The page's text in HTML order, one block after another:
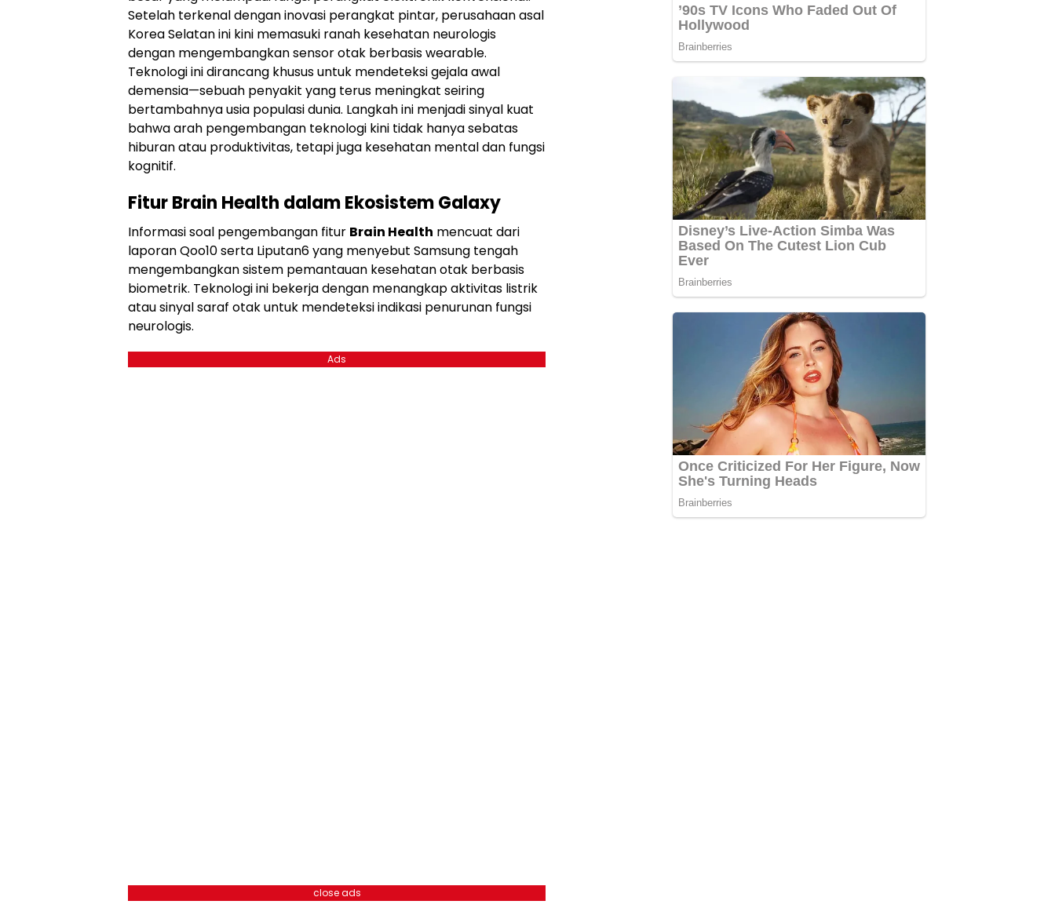
Setelah terkenal dengan inovasi perangkat pintar, perusahaan asal
Korea Selatan ini kini memasuki ranah kesehatan neurologis
dengan mengembangkan sensor otak berbasis wearable.
Teknologi ini dirancang khusus untuk mendeteksi gejala awal
demensia—sebuah penyakit yang terus meningkat seiring
bertambahnya usia populasi dunia. Langkah ini menjadi sinyal kuat
bahwa arah pengembangan teknologi kini tidak hanya sebatas
hiburan atau produktivitas, tetapi juga kesehatan mental dan fungsi
kognitif.
Fitur Brain Health dalam Ekosistem Galaxy
Informasi soal pengembangan fitur Brain Health mencuat dari
laporan Qoo10 serta Liputan6 yang menyebut Samsung tengah
mengembangkan sistem pemantauan kesehatan otak berbasis
biometrik. Teknologi ini bekerja dengan menangkap aktivitas listrik
atau sinyal saraf otak untuk mendeteksi indikasi penurunan fungsi
neurologis.
Ads
close ads